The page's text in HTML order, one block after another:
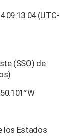
09:13:04 (UTC-
(SSO) de
los Estados